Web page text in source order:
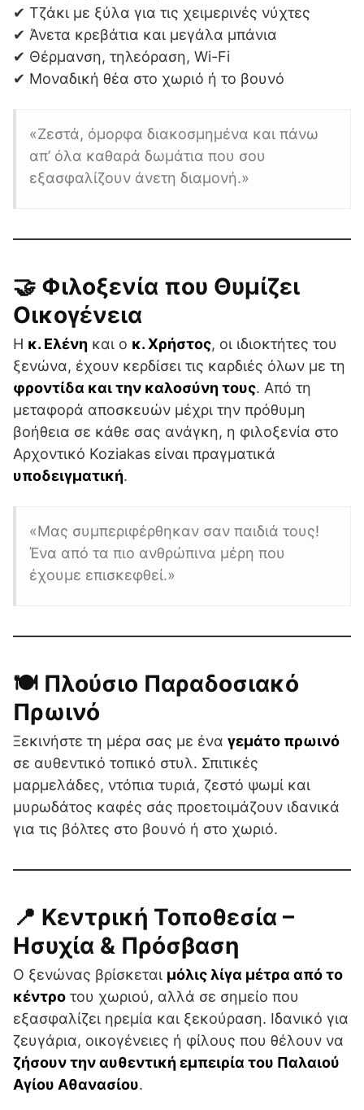
✔ Τζάκι με ξύλα για τις χειμερινές νύχτες
✔ Άνετα κρεβάτια και μεγάλα μπάνια
✔ Θέρμανση, τηλεόραση, Wi-Fi
✔ Μοναδική θέα στο χωριό ή το βουνό
«Ζεστά, όμορφα διακοσμημένα και πάνω
απ’ όλα καθαρά δωμάτια που σου
εξασφαλίζουν άνετη διαμονή.»
🤝 Φιλοξενία που Θυμίζει
Οικογένεια
Η κ. Ελένη και ο κ. Χρήστος, οι ιδιοκτήτες του
ξενώνα, έχουν κερδίσει τις καρδιές όλων με τη
φροντίδα και την καλοσύνη τους. Από τη
μεταφορά αποσκευών μέχρι την πρόθυμη
βοήθεια σε κάθε σας ανάγκη, η φιλοξενία στο
Αρχοντικό Koziakas είναι πραγματικά
υποδειγματική.
«Μας συμπεριφέρθηκαν σαν παιδιά τους!
Ένα από τα πιο ανθρώπινα μέρη που
έχουμε επισκεφθεί.»
🍽️ Πλούσιο Παραδοσιακό
Πρωινό
Ξεκινήστε τη μέρα σας με ένα γεμάτο πρωινό
σε αυθεντικό τοπικό στυλ. Σπιτικές
μαρμελάδες, ντόπια τυριά, ζεστό ψωμί και
μυρωδάτος καφές σάς προετοιμάζουν ιδανικά
για τις βόλτες στο βουνό ή στο χωριό.
📍 Κεντρική Τοποθεσία –
Ησυχία & Πρόσβαση
Ο ξενώνας βρίσκεται μόλις λίγα μέτρα από το
κέντρο του χωριού, αλλά σε σημείο που
εξασφαλίζει ηρεμία και ξεκούραση. Ιδανικό για
ζευγάρια, οικογένειες ή φίλους που θέλουν να
ζήσουν την αυθεντική εμπειρία του Παλαιού
Αγίου Αθανασίου.